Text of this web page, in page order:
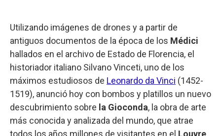
Utilizando imágenes de drones y a partir de
antiguos documentos de la época de los Médici
hallados en el archivo de Estado de Florencia, el
historiador italiano Silvano Vinceti, uno de los
máximos estudiosos de Leonardo da Vinci (1452-
1519), anunció hoy con bombos y platillos un nuevo
descubrimiento sobre la Gioconda, la obra de arte
más conocida y analizada del mundo, que atrae
todos los años millones de visitantes en el Louvre